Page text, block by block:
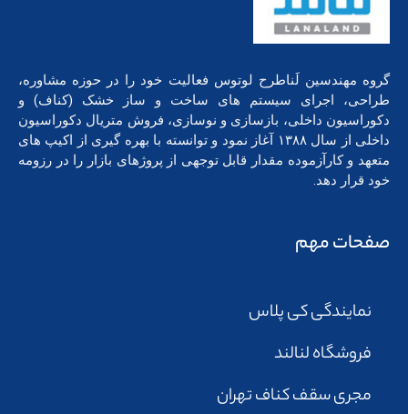
گروه مهندسین لَناطرح لوتوس فعالیت خود را در حوزه مشاوره،
طراحی، اجرای سیستم های ساخت و ساز خشک (کناف) و
دکوراسیون داخلی، بازسازی و نوسازی، فروش متریال دکوراسیون
داخلی از سال ۱۳۸۸ آغاز نمود و توانسته با بهره گیری از اکیپ های
متعهد و کارآزموده مقدار قابل توجهی از پروژهای بازار را در رزومه
خود قرار دهد.
صفحات مهم
نمایندگی کی پلاس
فروشگاه لنالند
مجری سقف کناف تهران